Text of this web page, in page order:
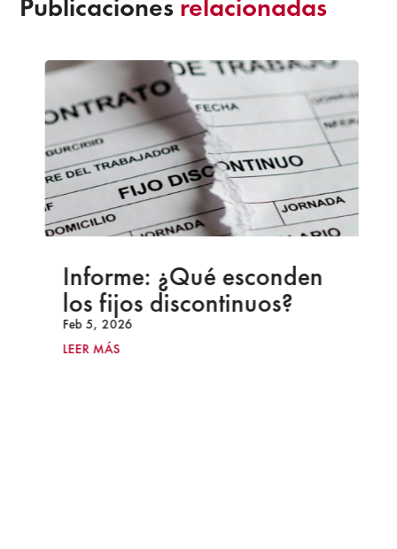
Publicaciones relacionadas
Informe: ¿Qué esconden
los fijos discontinuos?
Feb 5, 2026
LEER MÁS